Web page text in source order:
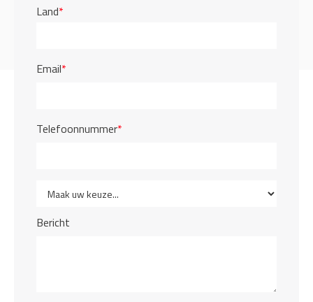
Land*
Email*
Telefoonnummer*
Bericht